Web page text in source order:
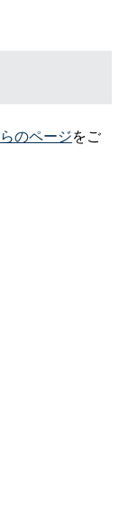
のページをご